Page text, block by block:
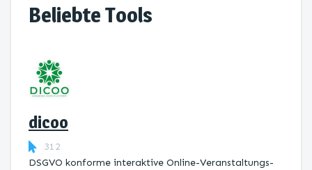
Beliebte Tools
dicoo
312
DSGVO konforme interaktive Online-Veranstaltungs-